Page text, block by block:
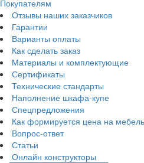
Покупателям
Отзывы наших заказчиков
Гарантии
Варианты оплаты
Как сделать заказ
Материалы и комплектующие
Сертификаты
Технические стандарты
Наполнение шкафа-купе
Спецпредложения
Как формируется цена на
Вопрос-ответ
Статьи
Онлайн конструкторы